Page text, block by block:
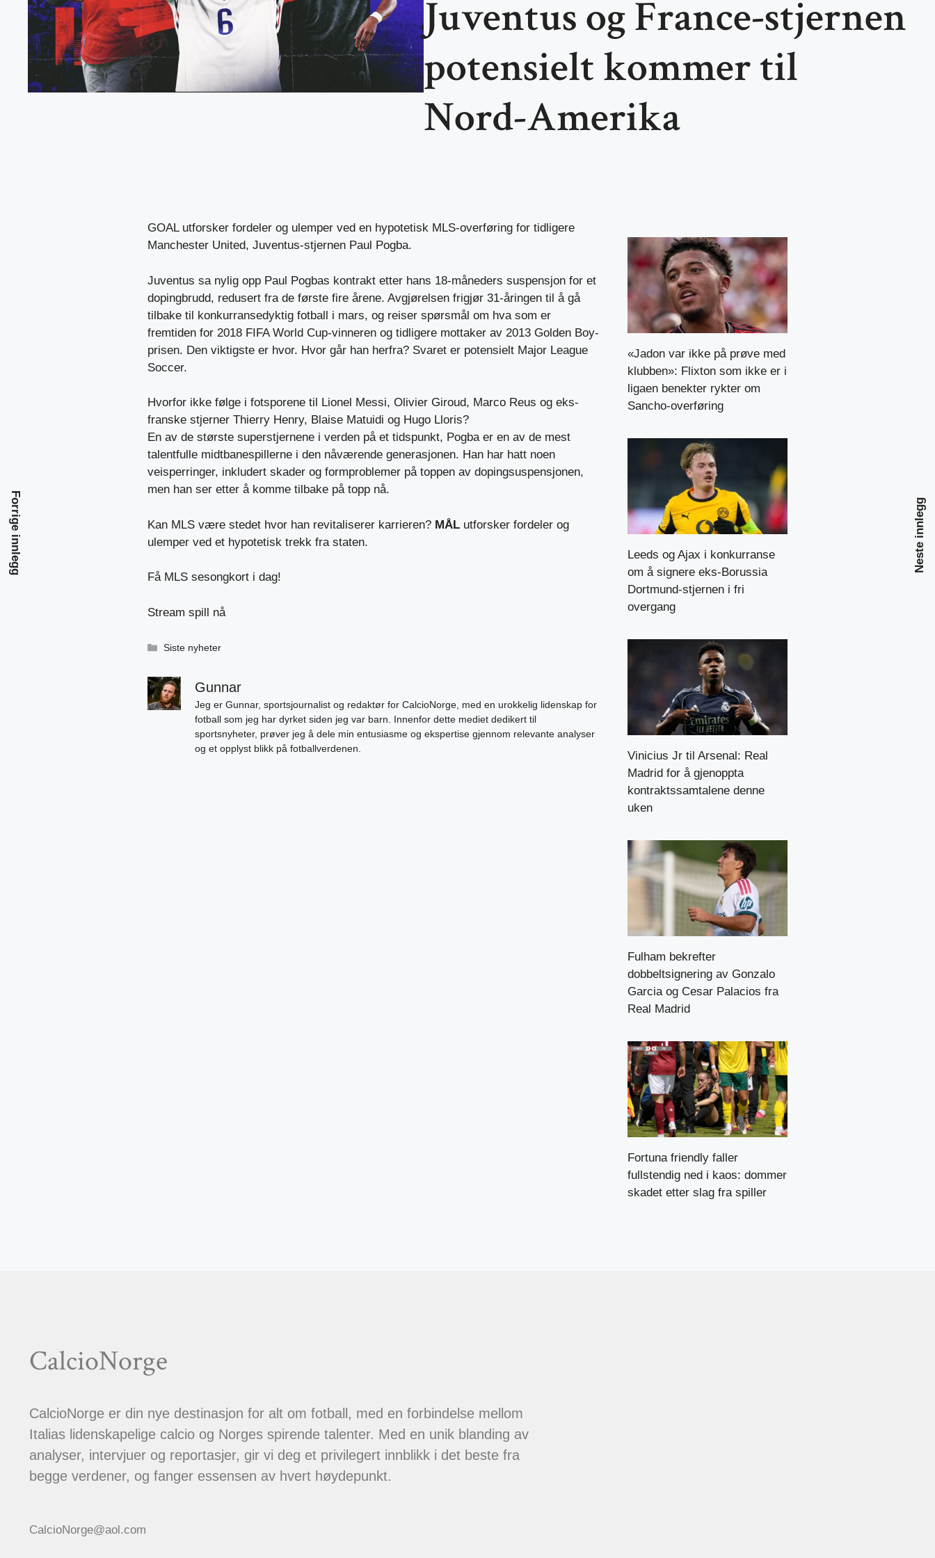
Juventus og France-stjernen
potensielt kommer til
Nord-Amerika
GOAL utforsker fordeler og ulemper ved en hypotetisk MLS-overføring for tidligere
Manchester United, Juventus-stjernen Paul Pogba.
Juventus sa nylig opp Paul Pogbas kontrakt etter hans 18-måneders suspensjon for et
dopingbrudd, redusert fra de første fire årene. Avgjørelsen frigjør 31-åringen til å gå
tilbake til konkurransedyktig fotball i mars, og reiser spørsmål om hva som er
fremtiden for 2018 FIFA World Cup-vinneren og tidligere mottaker av 2013 Golden Boy-
prisen. Den viktigste er hvor. Hvor går han herfra? Svaret er potensielt Major League
Soccer.
Hvorfor ikke følge i fotsporene til Lionel Messi, Olivier Giroud, Marco Reus og eks-
franske stjerner Thierry Henry, Blaise Matuidi og Hugo Lloris?
En av de største superstjernene i verden på et tidspunkt, Pogba er en av de mest
talentfulle midtbanespillerne i den nåværende generasjonen. Han har hatt noen
veisperringer, inkludert skader og formproblemer på toppen av dopingsuspensjonen,
men han ser etter å komme tilbake på topp nå.
Kan MLS være stedet hvor han revitaliserer karrieren? MÅL utforsker fordeler og
ulemper ved et hypotetisk trekk fra staten.
Få MLS sesongkort i dag!
Stream spill nå
Kategorier
Siste nyheter
Gunnar
Jeg er Gunnar, sportsjournalist og redaktør for CalcioNorge, med en urokkelig lidenskap for
fotball som jeg har dyrket siden jeg var barn. Innenfor dette mediet dedikert til
sportsnyheter, prøver jeg å dele min entusiasme og ekspertise gjennom relevante analyser
og et opplyst blikk på fotballverdenen.
Forrige innlegg Neste innlegg
«Jadon var ikke på prøve med
klubben»: Flixton som ikke er i
ligaen benekter rykter om
Sancho-overføring
Leeds og Ajax i konkurranse
om å signere eks-Borussia
Dortmund-stjernen i fri
overgang
Vinicius Jr til Arsenal: Real
Madrid for å gjenoppta
kontraktssamtalene denne
uken
Fulham bekrefter
dobbeltsignering av Gonzalo
Garcia og Cesar Palacios fra
Real Madrid
Fortuna friendly faller
fullstendig ned i kaos: dommer
skadet etter slag fra spiller
CalcioNorge
CalcioNorge er din nye destinasjon for alt om fotball, med en forbindelse mellom
Italias lidenskapelige calcio og Norges spirende talenter. Med en unik blanding av
analyser, intervjuer og reportasjer, gir vi deg et privilegert innblikk i det beste fra
begge verdener, og fanger essensen av hvert høydepunkt.
CalcioNorge@aol.com